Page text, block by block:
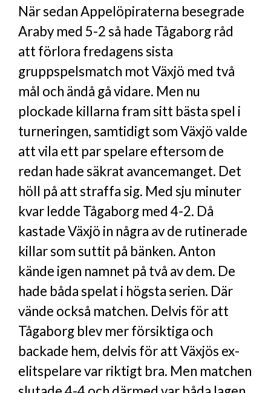
När sedan Appelöpiraterna besegrade
Araby med 5-2 så hade Tågaborg råd
att förlora fredagens sista
gruppspelsmatch mot Växjö med två
mål och ändå gå vidare. Men nu
plockade killarna fram sitt bästa spel i
turneringen, samtidigt som Växjö valde
att vila ett par spelare eftersom de
redan hade säkrat avancemanget. Det
höll på att straffa sig. Med sju minuter
kvar ledde Tågaborg med 4-2. Då
kastade Växjö in några av de rutinerade
killar som suttit på bänken. Anton
kände igen namnet på två av dem. De
hade båda spelat i högsta serien. Där
vände också matchen. Delvis för att
Tågaborg blev mer försiktiga och
backade hem, delvis för att Växjös ex-
elitspelare var riktigt bra. Men matchen